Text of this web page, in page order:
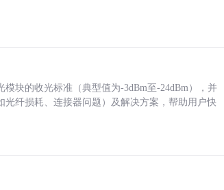
块的收光标准（典型值为-3dBm至-24dBm），并
纤损耗、连接器问题）及解决方案，帮助用户快